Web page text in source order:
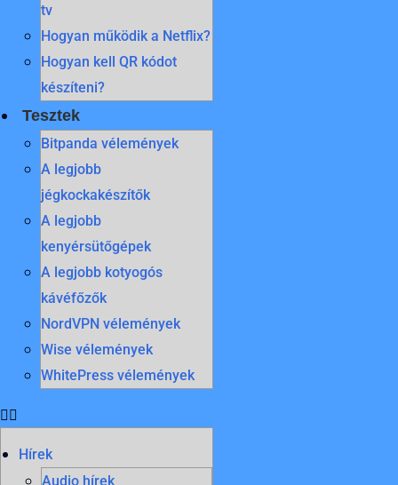
tv
Hogyan működik a Netflix?
Hogyan kell QR kódot
készíteni?
Tesztek
Bitpanda vélemények
A legjobb
jégkockakészítők
A legjobb
kenyérsütőgépek
A legjobb kotyogós
kávéfőzők
NordVPN vélemények
Wise vélemények
WhitePress vélemények
Hírek
Audio hírek